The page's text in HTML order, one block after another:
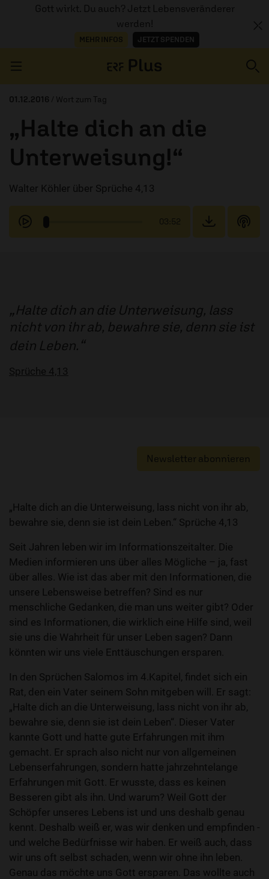
Gott wirkt. Du auch? Jetzt Lebensveränderer
werden!
MEHR INFOS JETZT SPENDEN
ERZÄHL MAL
AUDIOTHEK
PROGRAMM
MITMACHEN
01.12.2016 / Wort zum Tag
„Halte dich an die
Unterweisung!“
Walter Köhler über Sprüche 4,13
03:52
Halte dich an die Unterweisung, lass
nicht von ihr ab, bewahre sie, denn sie ist
dein Leben.
Sprüche 4,13
Newsletter abonnieren
„Halte dich an die Unterweisung, lass nicht von ihr ab,
bewahre sie, denn sie ist dein Leben.“ Sprüche 4,13
Seit Jahren leben wir im Informationszeitalter. Die
Medien informieren uns über alles Mögliche – ja, fast
über alles. Wie ist das aber mit den Informationen, die
unsere Lebensweise betreffen? Sind es nur
menschliche Gedanken, die man uns weiter gibt? Oder
sind es Informationen, die wirklich eine Hilfe sind, weil
sie uns die Wahrheit für unser Leben sagen? Dann
könnten wir uns viele Enttäuschungen ersparen.
In den Sprüchen Salomos im 4.Kapitel, findet sich ein
Rat, den ein Vater seinem Sohn mitgeben will. Er sagt:
„Halte dich an die Unterweisung, lass nicht von ihr ab,
bewahre sie, denn sie ist dein Leben“. Dieser Vater
kannte Gott und hatte gute Erfahrungen mit ihm
gemacht. Er sprach also nicht nur von allgemeinen
Lebenserfahrungen, sondern hatte jahrzehntelange
Erfahrungen mit Gott. Er wusste, dass es keinen
Besseren gibt als ihn. Und warum? Weil Gott der
Schöpfer unseres Lebens ist und uns deshalb genau
kennt. Deshalb weiß er, was wir denken und empfinden -
und welche Bedürfnisse wir haben. Er weiß auch, dass
wir uns oft selbst schaden, wenn wir ohne ihn leben.
Genau das möchte uns Gott ersparen. Das wollte auch